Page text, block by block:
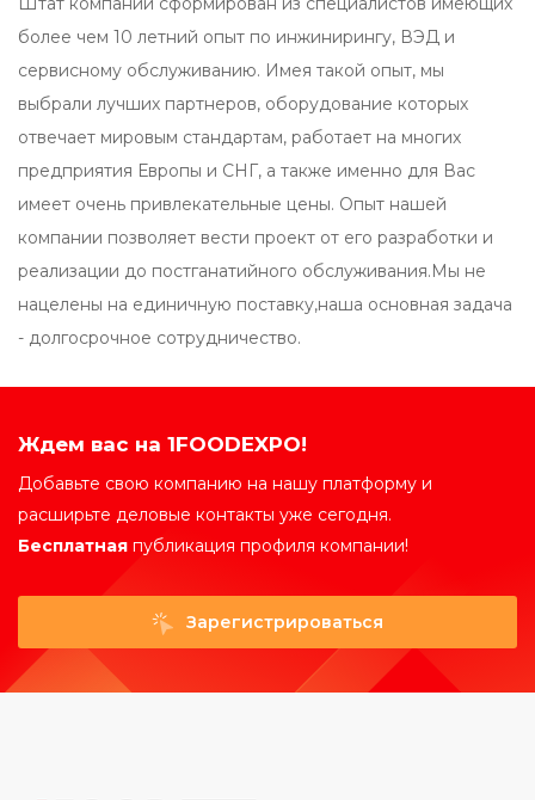
более чем 10 летний опыт по инжинирингу, ВЭД и
сервисному обслуживанию. Имея такой опыт, мы
выбрали лучших партнеров, оборудование которых
отвечает мировым стандартам, работает на многих
предприятия Европы и СНГ, а также именно для Вас
имеет очень привлекательные цены. Опыт нашей
компании позволяет вести проект от его разработки и
реализации до постганатийного обслуживания.Мы не
нацелены на единичную поставку,наша основная задача
- долгосрочное сотрудничество.
Ждем вас на 1FOODEXPO!
Добавьте свою компанию на нашу платформу и
расширьте деловые контакты уже сегодня.
Бесплатная публикация профиля компании!
Зарегистрироваться